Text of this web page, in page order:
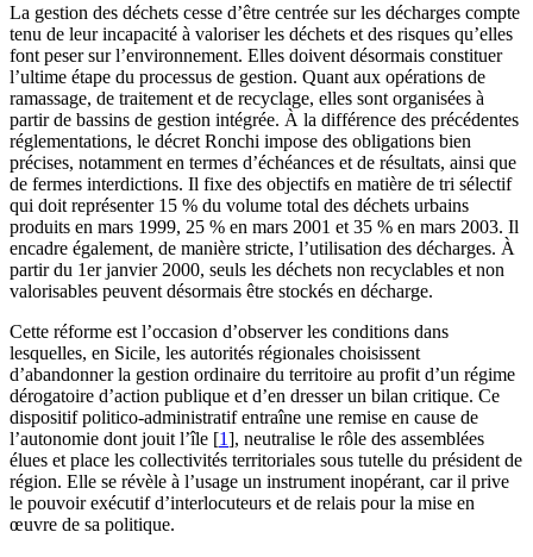
La gestion des déchets cesse d’être centrée sur les décharges compte
tenu de leur incapacité à valoriser les déchets et des risques qu’elles
font peser sur l’environnement. Elles doivent désormais constituer
l’ultime étape du processus de gestion. Quant aux opérations de
ramassage, de traitement et de recyclage, elles sont organisées à
partir de bassins de gestion intégrée. À la différence des précédentes
réglementations, le décret Ronchi impose des obligations bien
précises, notamment en termes d’échéances et de résultats, ainsi que
de fermes interdictions. Il fixe des objectifs en matière de tri sélectif
qui doit représenter 15 % du volume total des déchets urbains
produits en mars 1999, 25 % en mars 2001 et 35 % en mars 2003. Il
encadre également, de manière stricte, l’utilisation des décharges. À
partir du 1er janvier 2000, seuls les déchets non recyclables et non
valorisables peuvent désormais être stockés en décharge.
Cette réforme est l’occasion d’observer les conditions dans
lesquelles, en Sicile, les autorités régionales choisissent
d’abandonner la gestion ordinaire du territoire au profit d’un régime
dérogatoire d’action publique et d’en dresser un bilan critique. Ce
dispositif politico-administratif entraîne une remise en cause de
l’autonomie dont jouit l’île [1], neutralise le rôle des assemblées
élues et place les collectivités territoriales sous tutelle du président de
région. Elle se révèle à l’usage un instrument inopérant, car il prive
le pouvoir exécutif d’interlocuteurs et de relais pour la mise en
œuvre de sa politique.